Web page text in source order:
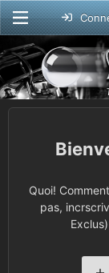
Quoi!
pas,